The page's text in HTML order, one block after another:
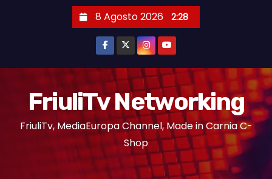
8 Agosto 2026 2:28
FriuliTv Networking
FriuliTv, MediaEuropa Channel, Made in Carnia C-
Shop